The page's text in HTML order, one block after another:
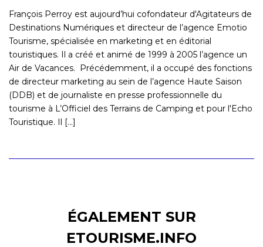
François Perroy est aujourd’hui cofondateur d'Agitateurs de
Destinations Numériques et directeur de l’agence Emotio
Tourisme, spécialisée en marketing et en éditorial
touristiques. Il a créé et animé de 1999 à 2005 l’agence un
Air de Vacances. Précédemment, il a occupé des fonctions
de directeur marketing au sein de l’agence Haute Saison
(DDB) et de journaliste en presse professionnelle du
tourisme à L’Officiel des Terrains de Camping et pour l'Echo
Touristique. Il [...]
ÉGALEMENT SUR
ETOURISME.INFO